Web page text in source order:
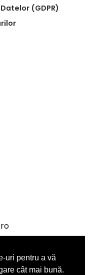
(GDPR)
uri pentru a vă
cât mai bună.